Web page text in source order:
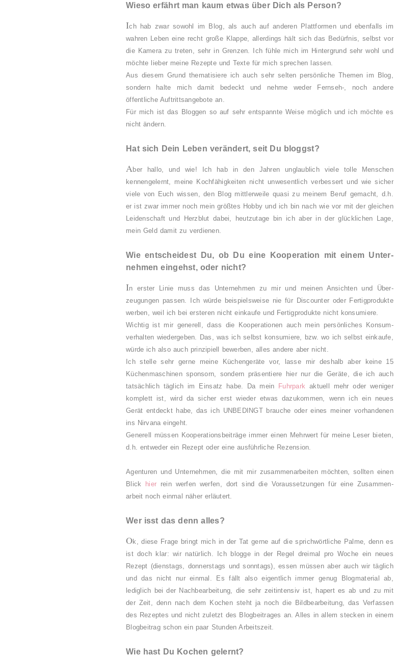
Wieso erfährt man kaum etwas über Dich als Person?
Ich hab zwar sowohl im Blog, als auch auf anderen Plattformen und ebenfalls im
wahren Leben eine recht große Klappe, allerdings hält sich das Bedürfnis, selbst vor
die Kamera zu treten, sehr in Grenzen. Ich fühle mich im Hintergrund sehr wohl und
möchte lieber meine Rezepte und Texte für mich sprechen lassen.
Aus diesem Grund thematisiere ich auch sehr selten persönliche Themen im Blog,
sondern halte mich damit bedeckt und nehme weder Fernseh-, noch andere
öffentliche Auftrittsangebote an.
Für mich ist das Bloggen so auf sehr entspannte Weise möglich und ich möchte es
nicht ändern.
Hat sich Dein Leben verändert, seit Du bloggst?
Aber hallo, und wie!
Ich hab in den Jahren unglaublich viele tolle Menschen
kennengelernt, meine Kochfähigkeiten nicht unwesentlich verbessert und wie sicher
viele von Euch wissen, den Blog mittlerweile quasi zu meinem Beruf gemacht, d.h.
er ist zwar immer noch mein größtes Hobby und ich bin nach wie vor mit der gleichen
Leidenschaft und Herzblut dabei, heutzutage bin ich aber in der glücklichen Lage,
mein Geld damit zu verdienen.
Wie entscheidest Du, ob Du eine Kooperation mit einem Unter-
nehmen eingehst, oder nicht?
In erster Linie muss das Unternehmen zu mir und meinen Ansichten und Über-
zeugungen passen. Ich würde beispielsweise nie für Discounter oder Fertigprodukte
werben, weil ich bei ersteren nicht einkaufe und Fertigprodukte nicht konsumiere.
Wichtig ist mir generell, dass die Kooperationen auch mein persönliches Konsum-
verhalten wiedergeben. Das, was ich selbst konsumiere, bzw. wo ich selbst einkaufe,
würde ich also auch prinzipiell bewerben, alles andere aber nicht.
Ich stelle sehr gerne meine Küchengeräte vor, lasse mir deshalb aber keine 15
Küchenmaschinen sponsorn, sondern präsentiere hier nur die Geräte, die ich auch
tatsächlich täglich im Einsatz habe. Da mein
Fuhrpark aktuell mehr oder weniger
komplett ist, wird da sicher erst wieder etwas dazukommen, wenn ich ein neues
Gerät entdeckt habe, das ich UNBEDINGT brauche oder eines meiner vorhandenen
ins Nirvana eingeht.
Generell müssen Kooperationsbeiträge immer einen Mehrwert für meine Leser bieten,
d.h. entweder ein Rezept oder eine ausführliche Rezension.
Agenturen und Unternehmen, die mit mir zusammenarbeiten möchten, sollten einen
Blick
hier rein werfen werfen, dort sind die Voraussetzungen für eine Zusammen-
arbeit noch einmal näher erläutert.
Wer isst das denn alles?
Ok, diese Frage bringt mich in der Tat gerne auf die sprichwörtliche Palme, denn es
ist doch klar: wir natürlich.
Ich blogge in der Regel dreimal pro Woche ein neues
Rezept (dienstags, donnerstags und sonntags), essen müssen aber auch wir täglich
und das nicht nur einmal. Es fällt also eigentlich immer genug Blogmaterial ab,
lediglich bei der Nachbearbeitung, die sehr zeitintensiv ist, hapert es ab und zu mit
der Zeit, denn nach dem Kochen steht ja noch die Bildbearbeitung, das Verfassen
des Rezeptes und nicht zuletzt des Blogbeitrages an. Alles in allem stecken in einem
Blogbeitrag schon ein paar Stunden Arbeitszeit.
Wie hast Du Kochen gelernt?